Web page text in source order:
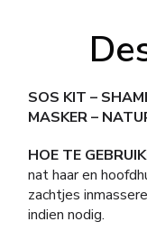
SOS KIT –
MASKER –
HOE TE
nat haar en
zachtjes
indien nodig.